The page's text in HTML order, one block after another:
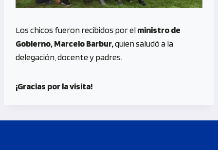
Los chicos fueron recibidos por elministro de
Gobierno, Marcelo Barbur,quien saludó a la
delegación, docente y padres.
¡Gracias por la visita!